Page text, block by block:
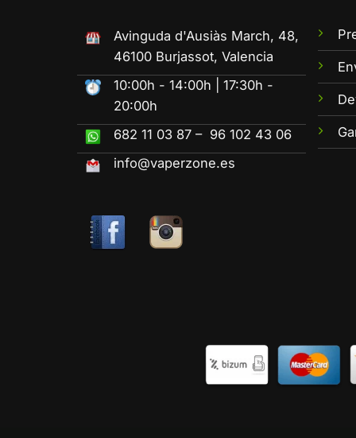
Avinguda d'Ausiàs March, 48,
46100 Burjassot, Valencia
10:00h - 14:00h | 17:30h -
20:00h
682 11 03 87 – 96 102 43 06
info@vaperzone.es